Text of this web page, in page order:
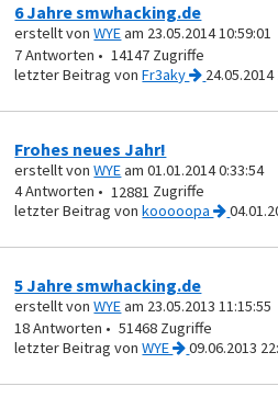
6 Jahre smwhacking.de
erstellt vonWYEam 23.05.2014 10:59:01
7
14147
vonFr3aky 24.05.2014
Frohes neues Jahr!
erstellt vonWYEam 01.01.2014 0:33:54
4
12881
vonkooooopa
5 Jahre smwhacking.de
erstellt vonWYEam 23.05.2013 11:15:55
18
51468
vonWYE 09.06.2013